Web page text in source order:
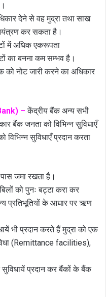
देने से वह मुद्रा तथा साख
कर सकता है।
में अधिक एकरूपता
का बनना कम सम्भव है।
को नोट जारी करने का अधिकार
– केंद्रीय बैंक अन्य सभी
बैंक जनता को विभिन्न सुविधाएँ
सुविधाएँ प्रदान करता
जमा रखता है।
को पुनः बट्टा करा कर
प्रतिभूतियों के आधार पर ऋण
भी प्रदान करते हैं मुद्रा को एक
(Remittance facilities),
प्रदान कर बैंकों के बैंक